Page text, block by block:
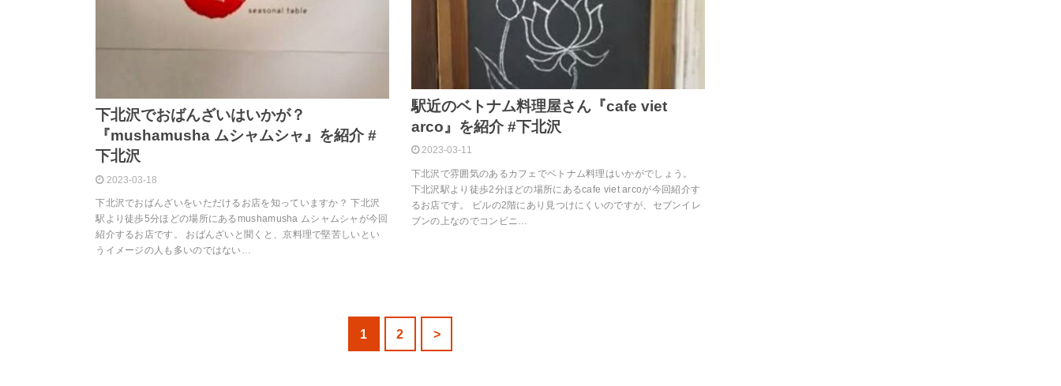
下北沢でおばんざいはいかが？
『mushamusha ムシャムシャ』を紹介 #
下北沢
2023-03-18
下北沢でおばんざいをいただけるお店を知っていますか？ 下北沢
駅より徒歩5分ほどの場所にあるmushamusha ムシャムシャが今回
紹介するお店です。 おばんざいと聞くと、京料理で堅苦しいとい
うイメージの人も多いのではない…
駅近のベトナム料理屋さん『cafe viet
arco』を紹介 #下北沢
2023-03-11
下北沢で雰囲気のあるカフェでベトナム料理はいかがでしょう。
下北沢駅より徒歩2分ほどの場所にあるcafe viet arcoが今回紹介す
るお店です。 ビルの2階にあり見つけにくいのですが、セブンイレ
ブンの上なのでコンビニ…
1 2 >